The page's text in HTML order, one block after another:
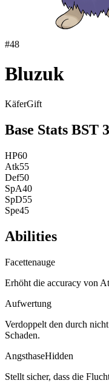
#48
Bluzuk
KäferGift
Base Stats BST
HP60
Atk55
Def50
SpA40
SpD55
Spe45
Abilities
Facettenauge
Erhöht die accuracy von
Aufwertung
Verdoppelt den durch
Schaden.
AngsthaseHidden
Stellt sicher, dass die